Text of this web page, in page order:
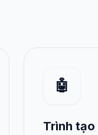
🤖
Trình tạo